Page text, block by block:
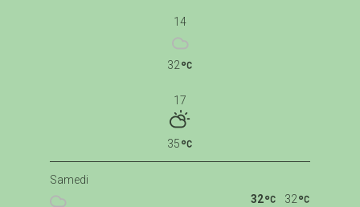
14
32
17
35
Samedi
32
32